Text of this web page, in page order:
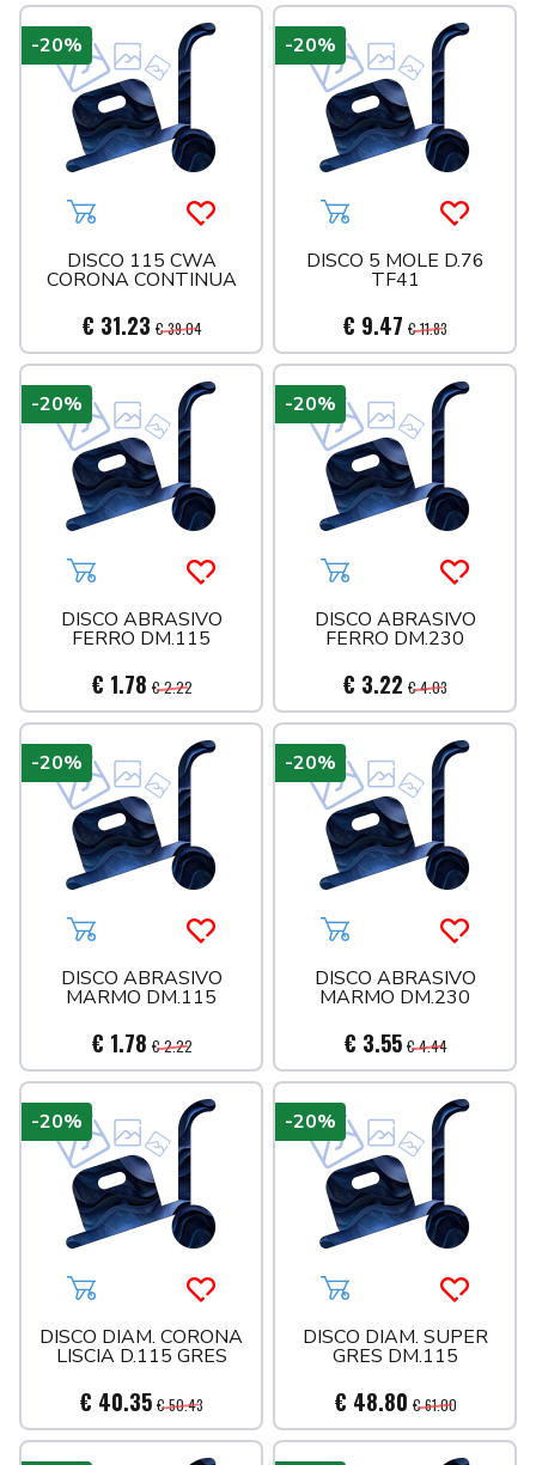
Aggiungi al carrelloAcquista più tardi
DISCO 115 CWA
CORONA CONTINUA
€ 31.23 € 39.04
-20%
Aggiungi al carrello
DISCO 5 MOLE D.76
TF41
€ 9.47 € 11.83
-20%
Aggiungi al carrelloAcquista più tardi
DISCO ABRASIVO
FERRO DM.115
€ 1.78 € 2.22
-20%
Aggiungi al carrello
DISCO ABRASIVO
FERRO DM.230
€ 3.22 € 4.03
-20%
Aggiungi al carrelloAcquista più tardi
DISCO ABRASIVO
MARMO DM.115
€ 1.78 € 2.22
-20%
Aggiungi al carrello
DISCO ABRASIVO
MARMO DM.230
€ 3.55 € 4.44
-20%
Aggiungi al carrelloAcquista più tardi
DISCO DIAM. CORONA
LISCIA D.115 GRES
€ 40.35 € 50.43
-20%
Aggiungi al carrello
DISCO DIAM. SUPER
GRES DM.115
€ 48.80 € 61.00
-20%